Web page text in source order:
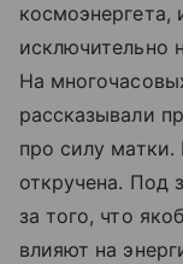
космоэнергета,
исключительно
На
рассказывали
про силу матки.
откручена. Под
за того, что
влияют на